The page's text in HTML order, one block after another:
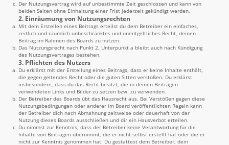
Der Nutzungsvertrag wird auf unbestimmte Zeit geschlossen und kann von
beiden Seiten ohne Einhaltung einer Frist jederzeit gekündigt werden.
2. Einräumung von Nutzungsrechten
Mit dem Erstellen eines Beitrags erteilst du dem Betreiber ein einfaches,
zeitlich und räumlich unbeschränktes und unentgeltliches Recht, deinen
Beitrag im Rahmen des Boards zu nutzen.
Das Nutzungsrecht nach Punkt 2, Unterpunkt a bleibt auch nach Kündigung
des Nutzungsvertrages bestehen.
3. Pflichten des Nutzers
Du erklärst mit der Erstellung eines Beitrags, dass er keine Inhalte enthält,
die gegen geltendes Recht oder die guten Sitten verstoßen. Du erklärst
insbesondere, dass du das Recht besitzt, die in deinen Beiträgen
verwendeten Links und Bilder zu setzen bzw. zu verwenden.
Der Betreiber des Boards übt das Hausrecht aus. Bei Verstößen gegen diese
Nutzungsbedingungen oder anderer im Board veröffentlichten Regeln kann
der Betreiber dich nach Abmahnung zeitweise oder dauerhaft von der
Nutzung dieses Boards ausschließen und dir ein Hausverbot erteilen.
Du nimmst zur Kenntnis, dass der Betreiber keine Verantwortung für die
Inhalte von Beiträgen übernimmt, die er nicht selbst erstellt hat oder die er
nicht zur Kenntnis genommen hat. Du gestattest dem Betreiber, dein